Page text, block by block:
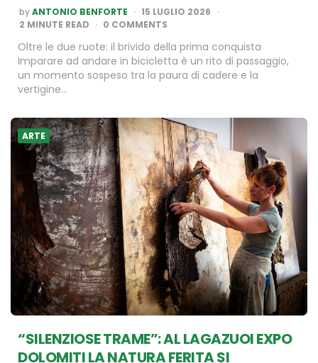
POSTED
BY
byANTONIO BENFORTE
15 LUGLIO 2026
2 MINUTE READ 0 COMMENTS
Oltre le due ruote: il brivido della prima conquista
Imparare ad andare in bicicletta è un rito di passaggio,
un momento sospeso tra la paura di cadere e la
vertigine…
ARTE
“SILENZIOSE TRAME”: AL LAGAZUOI EXPO
DOLOMITI LA NATURA FERITA SI